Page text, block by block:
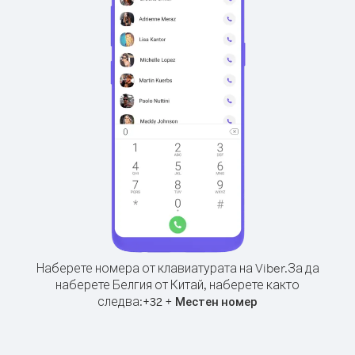
Наберете номера от клавиатурата на Viber.За да
наберете Белгия от Китай, наберете както
следва:+32 + Местен номер